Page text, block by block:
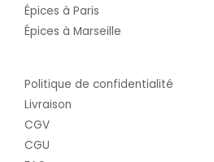
Épices à Paris
Épices à Marseille
Politique de confidentialité
Livraison
CGV
CGU